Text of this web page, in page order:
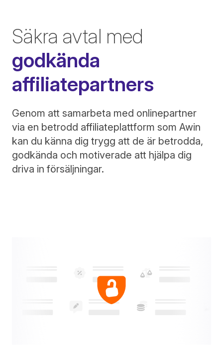
Säkra avtal med
godkända
affiliatepartners
Genom att samarbeta med onlinepartner
via en betrodd affiliateplattform som Awin
kan du känna dig trygg att de är betrodda,
godkända och motiverade att hjälpa dig
driva in försäljningar.